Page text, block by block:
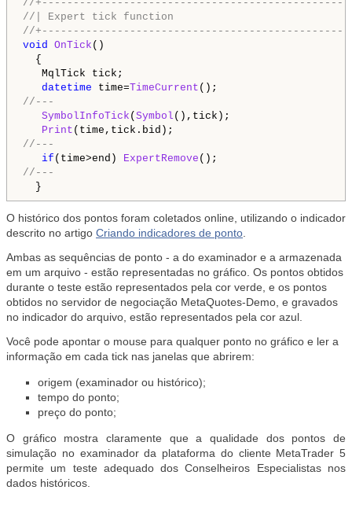
//
//| Expert tick function
//
void
OnTick ()
{
MqlTick tick;
datetime time=TimeCurrent
//---
SymbolInfoTick ( Symbol (),tick);
Print
//---
if (time>end) ExpertRemove
//---
O histórico dos pontos foram coletados online, utilizando o indicador
descrito no artigo Criando indicadores de ponto
Ambas as sequências de ponto - a do examinador e a armazenada
em um arquivo - estão representadas no gráfico. Os pontos obtidos
durante o teste estão representados pela cor verde, e os pontos
obtidos no servidor de negociação MetaQuotes-Demo, e gravados
no indicador do arquivo, estão representados pela cor azul.
Você pode apontar o mouse para qualquer ponto no gráfico e ler a
informação em cada tick nas janelas que abrirem:
origem (examinador ou histórico);
tempo do ponto;
preço do ponto;
O gráfico mostra claramente que a qualidade dos pontos de
simulação no examinador da plataforma do cliente MetaTrader 5
permite um teste adequado dos Conselheiros Especialistas nos
dados históricos.